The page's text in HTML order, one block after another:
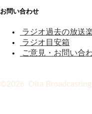
お問い合わせ
ラジオ過去の放送
ラジオ目安箱
ご意見・お問い合
©2026 Oita Broadcasting